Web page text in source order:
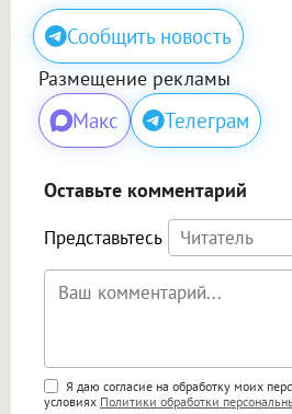
Сообщить новость
Размещение рекламы
Макс Телеграм
Оставьте комментарий
Представьтесь
Поддержка HTML
Я даю согласие на обработку моих
условиях Политики обработки